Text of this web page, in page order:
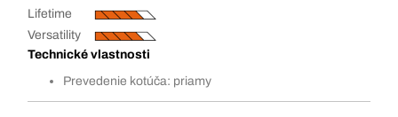
Lifetime
Versatility
Technické vlastnosti
Prevedenie kotúča: priamy